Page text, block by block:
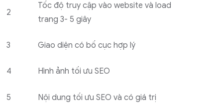
2
Tốc độ truy cập vào website và load
trang 3- 5 giây
3 Giao diện có bố cục hợp lý
4 Hình ảnh tối ưu SEO
5 Nội dung tối ưu SEO và có giá trị